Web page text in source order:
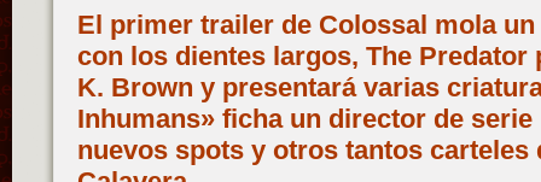
El primer trailer de Colossal mola
con los dientes largos, The Predator
K. Brown y presentará varias
Inhumans» ficha un director de
nuevos spots y otros tantos carteles